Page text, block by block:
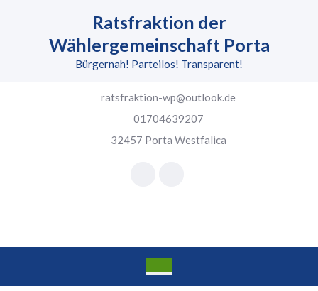
Ratsfraktion der
Wählergemeinschaft Porta
Bürgernah! Parteilos! Transparent!
ratsfraktion-wp@outlook.de
01704639207
32457 Porta Westfalica